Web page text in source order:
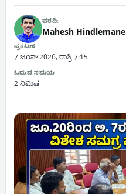
ವರದಿ:
Mahesh Hindlemane
ಪ್ರಕಟಣೆ
7 ಜೂನ್ 2026, ರಾತ್ರಿ 7:15
ಓದುವ ಸಮಯ
2 ನಿಮಿಷ